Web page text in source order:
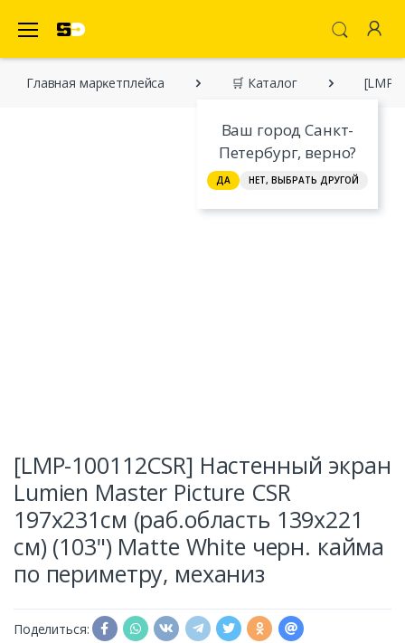
Ваш город Санкт-
Петербург, верно?
ДА НЕТ, ВЫБРАТЬ ДРУГОЙ
Главная марĸетплейса 🛒 Каталог [LMP-
[LMP-100112CSR] Настенный экран
Lumien Master Picture CSR
197x231см (раб.область 139х221
см) (103") Matte White черн. кайма
по периметру, механиз
Поделиться: